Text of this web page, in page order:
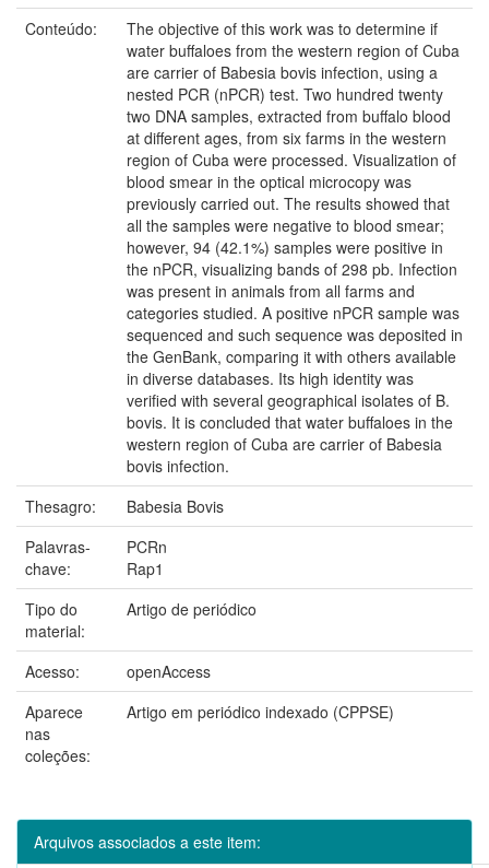
Conteúdo:
The objective of this work was to determine if
water buffaloes from the western region of Cuba
are carrier of Babesia bovis infection, using a
nested PCR (nPCR) test. Two hundred twenty
two DNA samples, extracted from buffalo blood
at different ages, from six farms in the western
region of Cuba were processed. Visualization of
blood smear in the optical microcopy was
previously carried out. The results showed that
all the samples were negative to blood smear;
however, 94 (42.1%) samples were positive in
the nPCR, visualizing bands of 298 pb. Infection
was present in animals from all farms and
categories studied. A positive nPCR sample was
sequenced and such sequence was deposited in
the GenBank, comparing it with others available
in diverse databases. Its high identity was
verified with several geographical isolates of B.
bovis. It is concluded that water buffaloes in the
western region of Cuba are carrier of Babesia
bovis infection.
Thesagro:
Babesia Bovis
Palavras-
chave:
PCRn
Rap1
Tipo do
material:
Artigo de periódico
Acesso:
openAccess
Aparece
nas
coleções:
Artigo em periódico indexado (CPPSE)
Arquivos associados a este item: